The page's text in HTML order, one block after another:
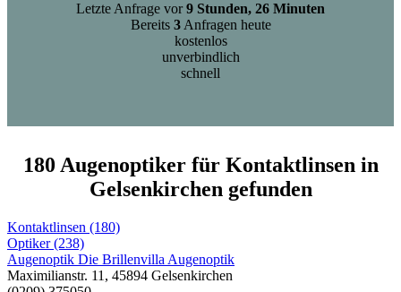
Letzte Anfrage vor9 Stunden, 26 Minuten
Bereits 3Anfragen heute
kostenlos
unverbindlich
schnell
180 Augenoptiker für Kontaktlinsen in
Gelsenkirchen gefunden
Kontaktlinsen (180)
Optiker (238)
Augenoptik Die Brillenvilla Augenoptik
Maximilianstr. 11, 45894 Gelsenkirchen